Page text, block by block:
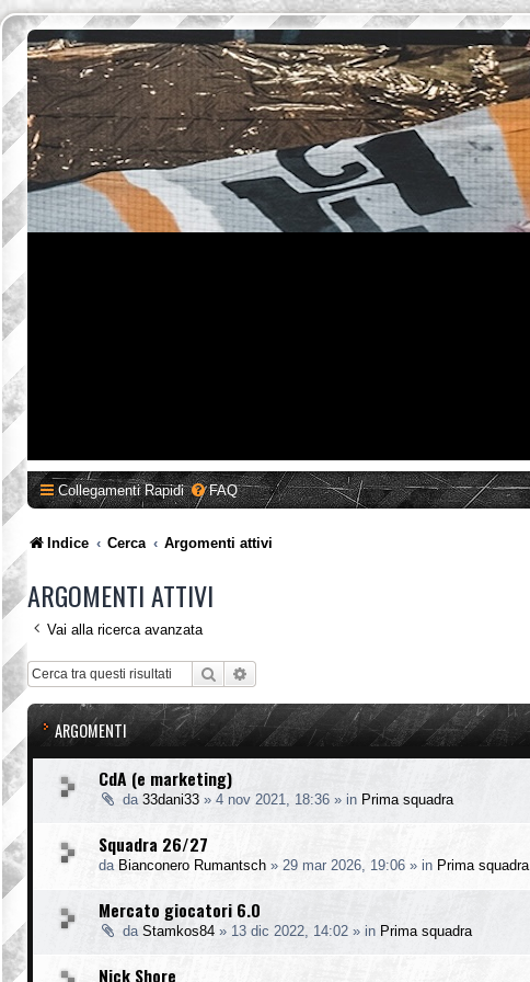
Collegamenti Rapidi FAQ
Indice Cerca Argomenti attivi
ARGOMENTI ATTIVI
Vai alla ricerca avanzata
Cerca
ARGOMENTI
CdA (e marketing)
da 33dani33 » 4 nov 2021, 18:36 » in Prima squadra
Squadra 26/27
da Bianconero Rumantsch » 29 mar 2026, 19:06 » in Prima squadra
Mercato giocatori 6.0
da Stamkos84 » 13 dic 2022, 14:02 » in Prima squadra
Nick Shore